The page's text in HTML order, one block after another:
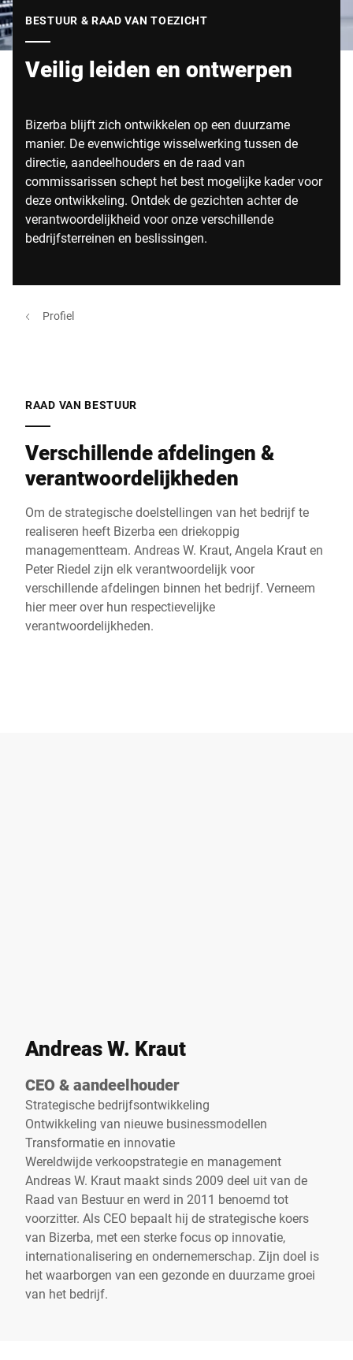
BESTUUR & RAAD VAN TOEZICHT
Veilig leiden en ontwerpen
Bizerba blijft zich ontwikkelen op een duurzame
manier. De evenwichtige wisselwerking tussen de
directie, aandeelhouders en de raad van
commissarissen schept het best mogelijke kader voor
deze ontwikkeling. Ontdek de gezichten achter de
verantwoordelijkheid voor onze verschillende
bedrijfsterreinen en beslissingen.
Profiel
RAAD VAN BESTUUR
Verschillende afdelingen &
verantwoordelijkheden
Om de strategische doelstellingen van het bedrijf te
realiseren heeft Bizerba een driekoppig
managementteam. Andreas W. Kraut, Angela Kraut en
Peter Riedel zijn elk verantwoordelijk voor
verschillende afdelingen binnen het bedrijf. Verneem
hier meer over hun respectievelijke
verantwoordelijkheden.
Andreas W. Kraut
CEO & aandeelhouder
Strategische bedrijfsontwikkeling
Ontwikkeling van nieuwe businessmodellen
Transformatie en innovatie
Wereldwijde verkoopstrategie en management
Andreas W. Kraut maakt sinds 2009 deel uit van de
Raad van Bestuur en werd in 2011 benoemd tot
voorzitter. Als CEO bepaalt hij de strategische koers
van Bizerba, met een sterke focus op innovatie,
internationalisering en ondernemerschap. Zijn doel is
het waarborgen van een gezonde en duurzame groei
van het bedrijf.